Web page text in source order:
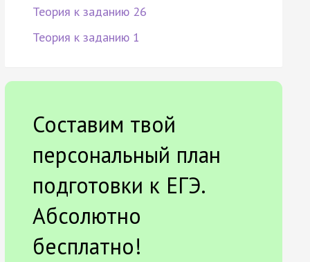
Теория к заданию 26
Теория к заданию 1
Составим твой
персональный план
подготовки к ЕГЭ.
Абсолютно
бесплатно!